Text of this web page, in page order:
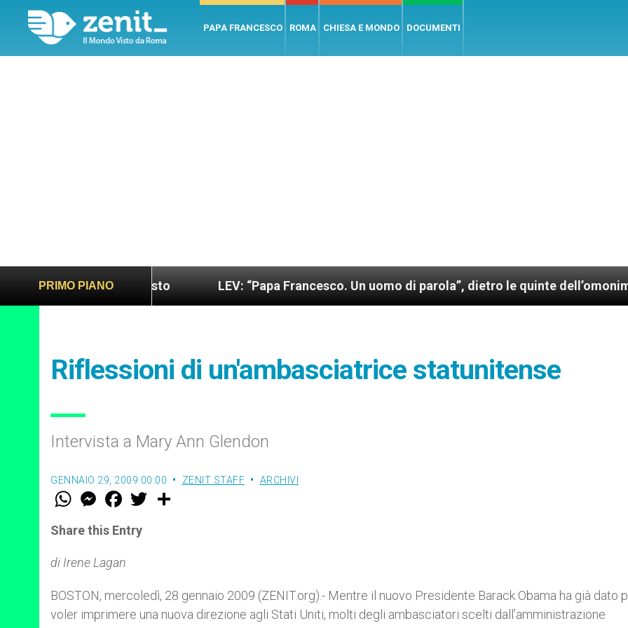
PAPA FRANCESCO ROMA CHIESA E MONDO DOCUMENTI
PRIMO PIANO
sano e giusto LEV: “Papa Francesco. Un uomo di parola”, dietro le quinte dell’omonimo film di
Riflessioni di un'ambasciatrice statunitense
Intervista a Mary Ann Glendon
GENNAIO 29, 2009 00:00 ZENIT STAFF ARCHIVI
W
t
s
p
p
M
e
s
e
g
e
F
a
e
b
o
w
Share this Entry
di Irene Lagan
BOSTON, mercoledì, 28 gennaio 2009 (ZENIT.org).- Mentre il nuovo Presidente Barack Obama ha già dato
voler imprimere una nuova direzione agli Stati Uniti, molti degli ambasciatori scelti dall’amministrazione